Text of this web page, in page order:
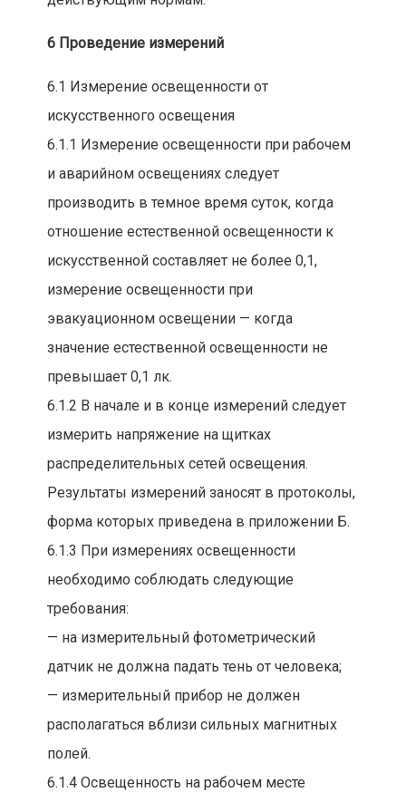
6 Проведение измерений
6.1 Измерение освещенности от
искусственного освещения
6.1.1 Измерение освещенности при рабочем
и аварийном освещениях следует
производить в темное время суток, когда
отношение естественной освещенности к
искусственной составляет не более 0,1,
измерение освещенности при
эвакуационном освещении — когда
значение естественной освещенности не
превышает 0,1 лк.
6.1.2 В начале и в конце измерений следует
измерить напряжение на щитках
распределительных сетей освещения.
Результаты измерений заносят в протоколы,
форма которых приведена в приложении Б.
6.1.3 При измерениях освещенности
необходимо соблюдать следующие
требования:
— на измерительный фотометрический
датчик не должна падать тень от человека;
— измерительный прибор не должен
располагаться вблизи сильных магнитных
полей.
6.1.4 Освещенность на рабочем месте